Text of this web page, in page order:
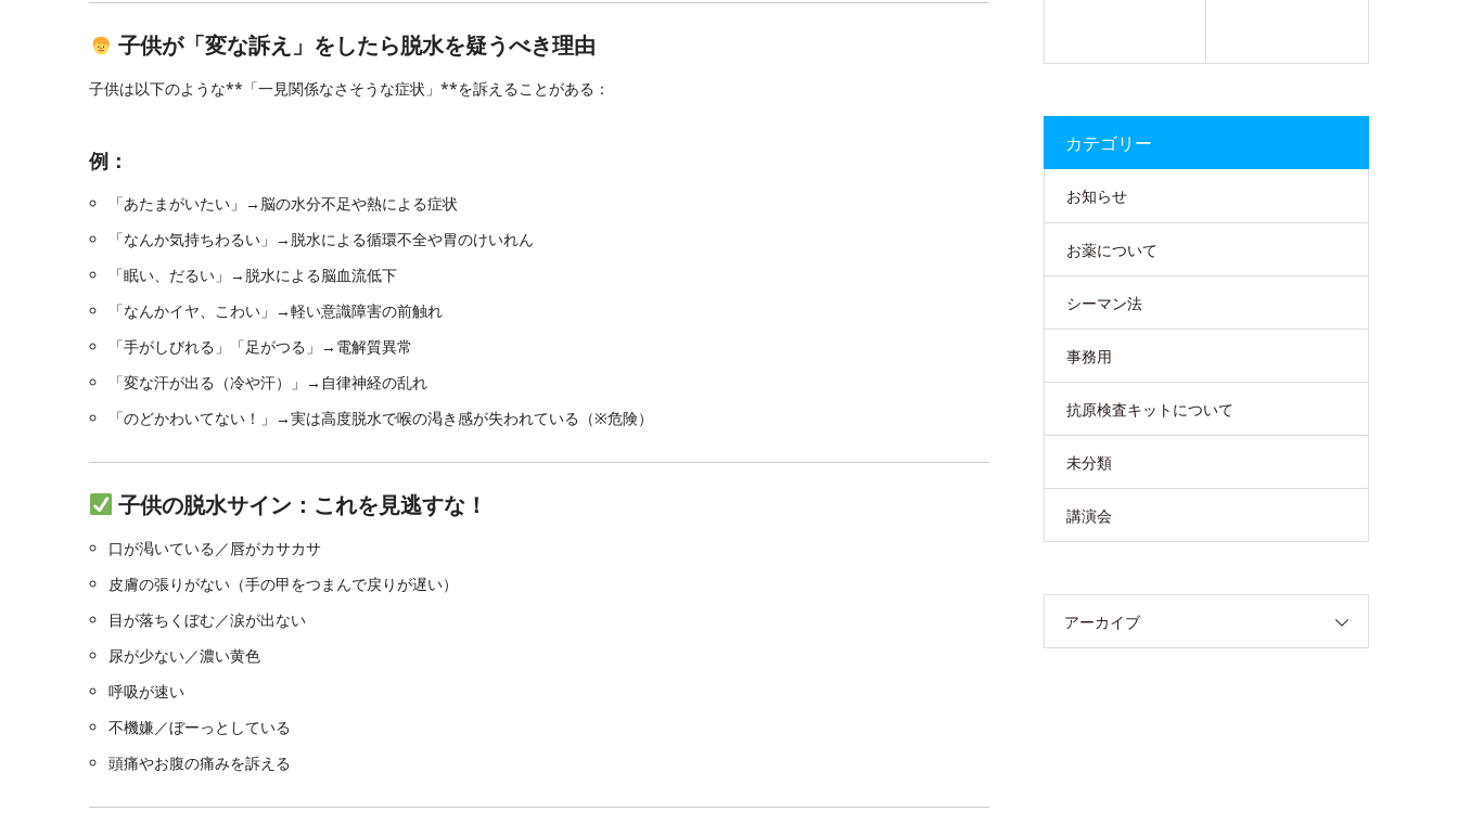
子供が「変な訴え」をしたら脱水を疑うべき理由
子供は以下のような**「一見関係なさそうな症状」**を訴えることがある：
例：
「あたまがいたい」→脳の水分不足や熱による症状
「なんか気持ちわるい」→脱水による循環不全や胃のけいれん
「眠い、だるい」→脱水による脳血流低下
「なんかイヤ、こわい」→軽い意識障害の前触れ
「手がしびれる」「足がつる」→電解質異常
「変な汗が出る（冷や汗）」→自律神経の乱れ
「のどかわいてない！」→実は高度脱水で喉の渇き感が失われている（※危険）
子供の脱水サイン：これを見逃すな！
口が渇いている／唇がカサカサ
皮膚の張りがない（手の甲をつまんで戻りが遅い）
目が落ちくぼむ／涙が出ない
尿が少ない／濃い黄色
呼吸が速い
不機嫌／ぼーっとしている
頭痛やお腹の痛みを訴える
カテゴリー
お知らせ
お薬について
シーマン法
事務用
抗原検査キットについて
未分類
講演会
アーカイブ